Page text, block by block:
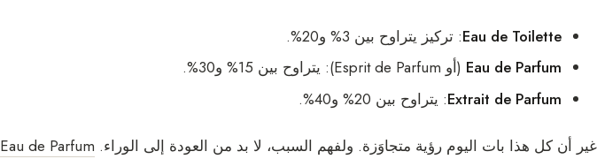
Eau de Toilette: تركيز يتراوح بين 3% و20%.
Eau de Parfum (أو Esprit de Parfum): يتراوح بين 15% و30%.
Extrait de Parfum: يتراوح بين 20% و40%.
غير أن كل هذا بات اليوم رؤية متجاوَزة. ولفهم السبب، لا بد من العودة إلى الوراء. Eau de Parfum
عرض الترحيب
رسالة واحدة أسبوعياً لاستكشاف فن العطور